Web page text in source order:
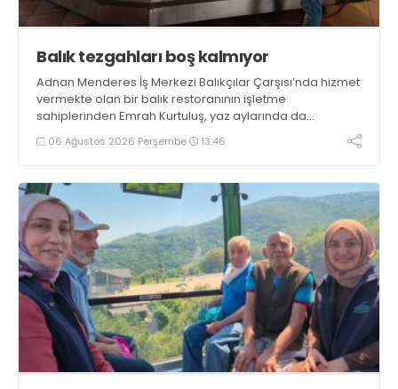
Balık tezgahları boş kalmıyor
Adnan Menderes İş Merkezi Balıkçılar Çarşısı’nda hizmet
vermekte olan bir balık restoranının işletme
sahiplerinden Emrah Kurtuluş, yaz aylarında da
tezgahlarda taze balık bulunduğunu ifade ederek “Yıl
boyunca tezgahlarda taze balık bulmak mümkün
06 Ağustos 2026 Perşembe 13:46